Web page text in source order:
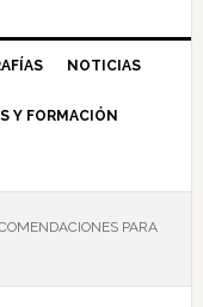
NOTICIAS
Y FORMACIÓN
PARA